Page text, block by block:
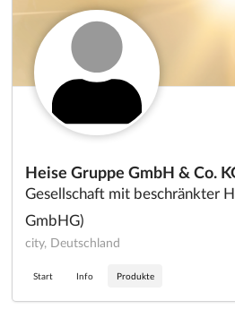
Heise Gruppe GmbH & Co.
Gesellschaft mit beschränkter
GmbHG)
city, Deutschland
Start Info Produkte